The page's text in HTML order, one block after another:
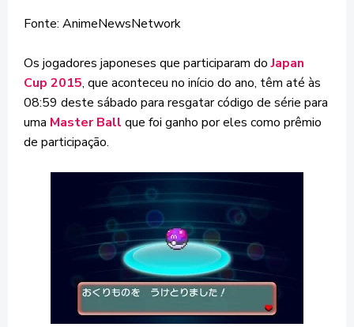
Fonte: AnimeNewsNetwork
Os jogadores japoneses que participaram doJapan
Cup 2015, que aconteceu no início do ano, têm até às
08:59 deste sábado para resgatar código de série para
uma Master Ball que foi ganho por eles como prêmio
de participação.